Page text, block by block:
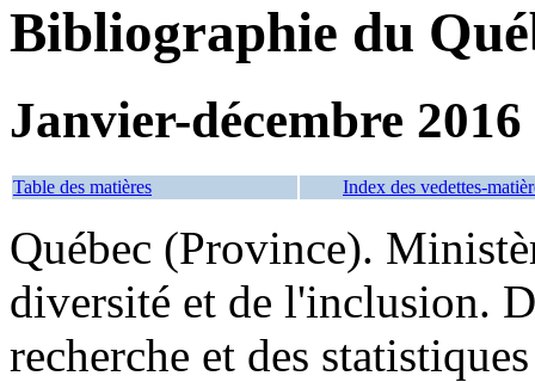
Bibliographie du
Janvier-décembre 2016
Table des matières Index des vedettes-
Québec (Province).
diversité et de l'inclusion.
recherche et des